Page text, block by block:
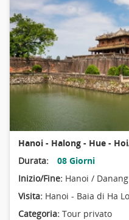
Hanoi - Halong - Hue -
Durata:
08 Giorni
Inizio/Fine: Hanoi / Danang
Visita: Hanoi - Baia di Ha
Categoria: Tour privato